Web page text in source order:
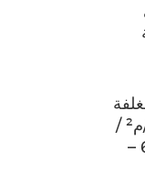
بوزن 90 – 350 جم/م² /
غير المغلفة بوزن 60 –